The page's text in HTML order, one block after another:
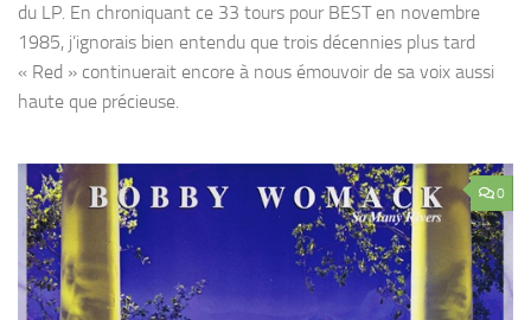
du LP. En chroniquant ce 33 tours pour BEST en novembre
1985, j’ignorais bien entendu que trois décennies plus tard
« Red » continuerait encore à nous émouvoir de sa voix aussi
haute que précieuse.
0